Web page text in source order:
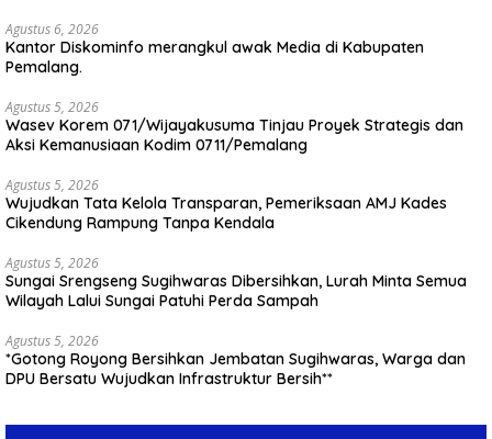
Agustus 6, 2026
Kantor Diskominfo merangkul awak Media di Kabupaten
Pemalang.
Agustus 5, 2026
Wasev Korem 071/Wijayakusuma Tinjau Proyek Strategis dan
Aksi Kemanusiaan Kodim 0711/Pemalang
Agustus 5, 2026
Wujudkan Tata Kelola Transparan, Pemeriksaan AMJ Kades
Cikendung Rampung Tanpa Kendala
Agustus 5, 2026
Sungai Srengseng Sugihwaras Dibersihkan, Lurah Minta Semua
Wilayah Lalui Sungai Patuhi Perda Sampah
Agustus 5, 2026
*Gotong Royong Bersihkan Jembatan Sugihwaras, Warga dan
DPU Bersatu Wujudkan Infrastruktur Bersih**